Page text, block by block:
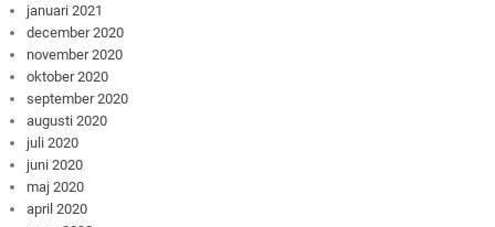
januari 2021
december 2020
november 2020
oktober 2020
september 2020
augusti 2020
juli 2020
juni 2020
maj 2020
april 2020